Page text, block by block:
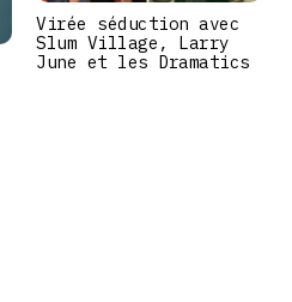
Virée séduction avec
Slum Village, Larry
June et les Dramatics